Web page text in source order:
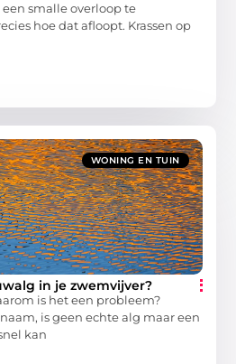
smalle overloop te
hoe dat afloopt. Krassen op
WONING EN TUIN
in je zwemvijver?
is het een probleem?
is geen echte alg maar een
kan